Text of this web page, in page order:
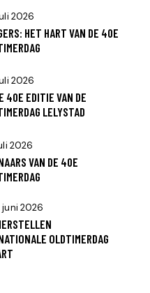
2026
HET HART VAN DE 40E
2026
40E EDITIE VAN DE
LELYSTAD
2026
VAN DE 40E
juni 2026
OLDTIMERDAG